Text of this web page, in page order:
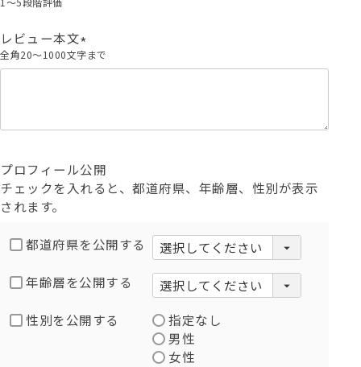
レビュー本文
(
全角20～1000文字まで
プロフィール公開
チェックを入れると、都道府県、年齢層、性別が表示
されます。
都道府県を公開する
年齢層を公開する
性別を公開する
指定なし
男性
女性